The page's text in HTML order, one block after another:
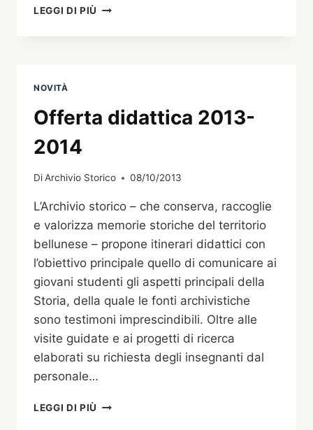
LEGGI DI PIÙ L’ALBUM
BELLUNO
D’UN
DELL’ARCHIVIO
DEL
COMUNE
DI
BELLUNO.
NOVITÀ
Offerta didattica 2013-
2014
DiArchivio Storico 08/10/2013
L’Archivio storico – che conserva, raccoglie
e valorizza memorie storiche del territorio
bellunese – propone itinerari didattici con
l’obiettivo principale quello di comunicare ai
giovani studenti gli aspetti principali della
Storia, della quale le fonti archivistiche
sono testimoni imprescindibili. Oltre alle
visite guidate e ai progetti di ricerca
elaborati su richiesta degli insegnanti dal
personale…
LEGGI DI PIÙ OFFERTA